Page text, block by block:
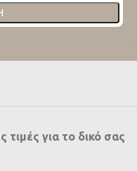
τιμές για το δικό σας